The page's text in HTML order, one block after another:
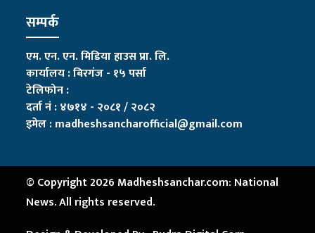
सम्पर्क
एम. एन. एन. मिडिया हाउस प्रा. लि.
कार्यालय : बिरगंज - १५ पर्सा
टेलिफोन :
दर्ता नं : ४७१४ - २०८१ / २०८२
इमेल :madheshsancharofficial@gmail.com
© Copyright 2026 Madheshsanchar.com: National
News. All rights reserved.